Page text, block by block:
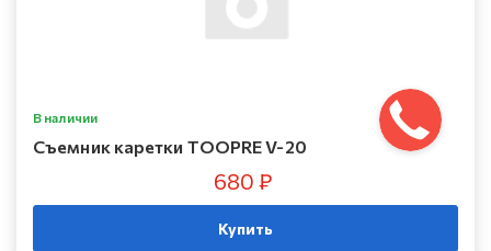
В наличии
Съемник каретки TOOPRE V-20
680 ₽
Купить